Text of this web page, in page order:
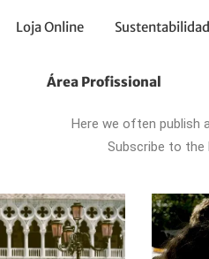
Loja Online
Área Profissional
Here we often publish
Subscribe to the